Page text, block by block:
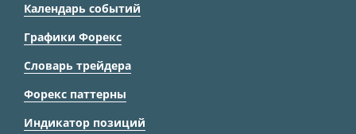
Календарь событий
Графики Форекс
Словарь трейдера
Форекс паттерны
Индикатор позиций